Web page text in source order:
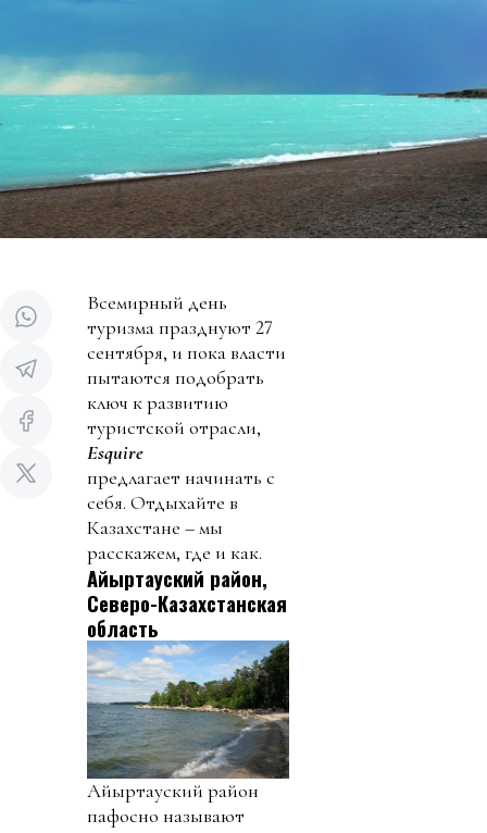
Всемирный день
туризма празднуют 27
сентября, и пока власти
пытаются подобрать
ключ к развитию
туристской отрасли,
Esquire
предлагает начинать с
себя. Отдыхайте в
Казахстане – мы
расскажем, где и как.
Айыртауский район,
Северо-Казахстанская
область
Айыртауский район
пафосно называют